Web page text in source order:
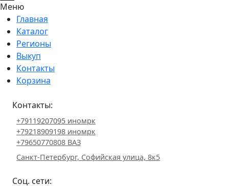
Меню
Главная
Каталог
Регионы
Выкуп
Контакты
Корзина
Контакты:
+79119207095 иномрк
+79218909198 иномрк
+79650770808 ВАЗ
Санкт-Петербург, Софийская улица, 8к5
Соц. сети: